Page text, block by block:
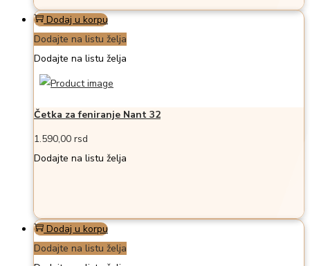
Dodaj u korpu
Dodajte na listu želja
Dodajte na listu želja
Četka za feniranje Nant 32
1.590,00 rsd
Dodajte na listu želja
Dodaj u korpu
Dodajte na listu želja